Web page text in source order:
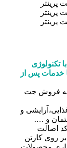
پس از
جت
و
و ….
کارتن